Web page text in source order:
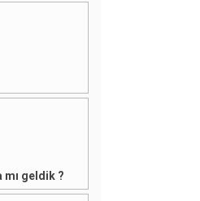
mı geldik ?